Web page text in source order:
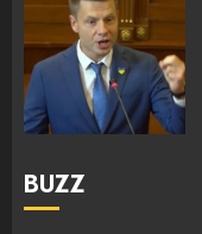
BUZZ